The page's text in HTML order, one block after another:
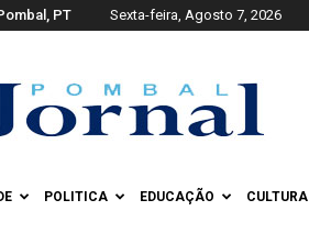
PT Sexta-feira, Agosto 7, 2026
Jornal
POLITICA EDUCAÇÃO CULTURA